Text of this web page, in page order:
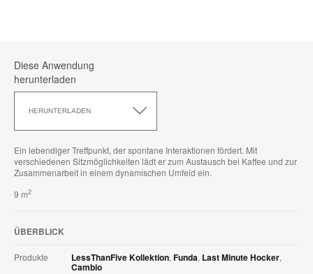
Diese Anwendung
herunterladen
HERUNTERLADEN
Anwendung
Ein lebendiger Treffpunkt, der spontane Interaktionen fördert. Mit
verschiedenen Sitzmöglichkeiten lädt er zum Austausch bei Kaffee und zur
Zusammenarbeit in einem dynamischen Umfeld ein.
9 m2
ÜBERBLICK
Produkte LessThanFive Kollektion, Funda, Last Minute Hocker,
Cambio